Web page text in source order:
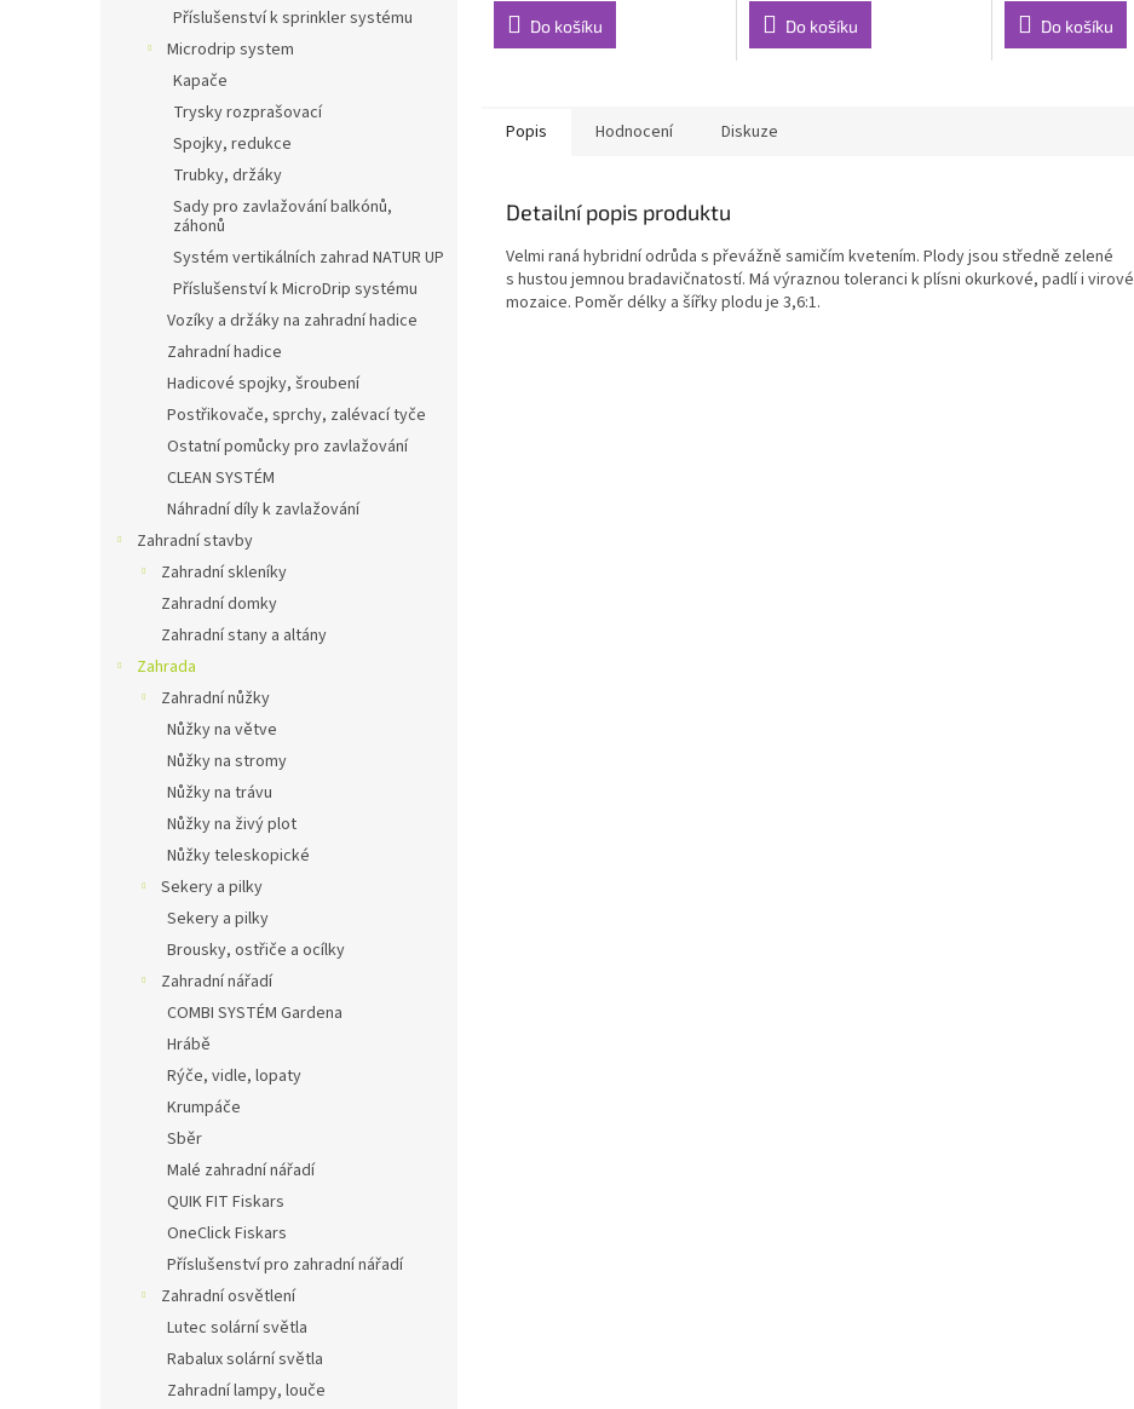
Příslušenství k sprinkler systému
Microdrip system
Kapače
Trysky rozprašovací
Spojky, redukce
Trubky, držáky
Sady pro zavlažování balkónů,
záhonů
Systém vertikálních zahrad NATUR UP
Příslušenství k MicroDrip systému
Vozíky a držáky na zahradní hadice
Zahradní hadice
Hadicové spojky, šroubení
Postřikovače, sprchy, zalévací tyče
Ostatní pomůcky pro zavlažování
CLEAN SYSTÉM
Náhradní díly k zavlažování
Zahradní stavby
Zahradní skleníky
Zahradní domky
Zahradní stany a altány
Zahrada
Zahradní nůžky
Nůžky na větve
Nůžky na stromy
Nůžky na trávu
Nůžky na živý plot
Nůžky teleskopické
Sekery a pilky
Sekery a pilky
Brousky, ostřiče a ocílky
Zahradní nářadí
COMBI SYSTÉM Gardena
Hrábě
Rýče, vidle, lopaty
Krumpáče
Sběr
Malé zahradní nářadí
QUIK FIT Fiskars
OneClick Fiskars
Příslušenství pro zahradní nářadí
Zahradní osvětlení
Lutec solární světla
Rabalux solární světla
Zahradní lampy, louče
Do košíku Do košíku Do košíku
Popis Hodnocení Diskuze
Detailní popis produktu
Velmi raná hybridní odrůda s převážně samičím kvetením. Plody jsou středně zelené
s hustou jemnou bradavičnatostí. Má výraznou toleranci k plísni okurkové, padlí i virové
mozaice. Poměr délky a šířky plodu je 3,6:1.